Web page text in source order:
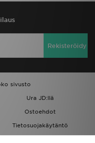
Rekisteröidy
sivusto
Ura JD:llä
Ostoehdot
Tietosuojakäytäntö